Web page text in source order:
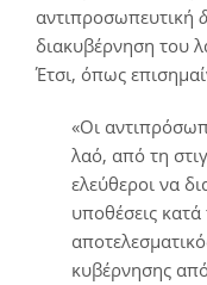
αντιπροσωπευτική
διακυβέρνηση του
Έτσι, όπως
«Οι
λαό, από τη
ελεύθεροι να
υποθέσεις
κυβέρνησης